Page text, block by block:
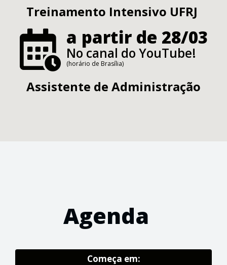
Treinamento Intensivo UFRJ
a partir de 28/03
No canal do YouTube!
(horário de Brasília)
Assistente de Administração
Agenda
Começa em: